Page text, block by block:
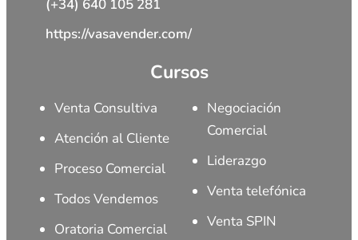
(+34) 640 105 281
https://vasavender.com/
Cursos
Venta Consultiva
Atención al Cliente
Proceso Comercial
Todos Vendemos
Oratoria Comercial
Negociación
Comercial
Liderazgo
Venta telefónica
Venta SPIN